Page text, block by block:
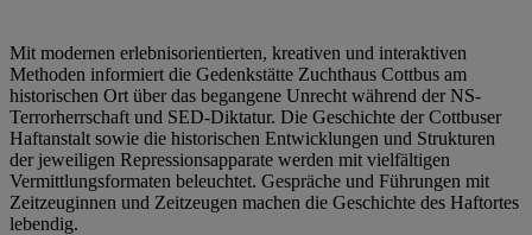
Mit modernen erlebnisorientierten, kreativen und interaktiven
Methoden informiert die Gedenkstätte Zuchthaus Cottbus am
historischen Ort über das begangene Unrecht während der NS-
Terrorherrschaft und SED-Diktatur. Die Geschichte der Cottbuser
Haftanstalt sowie die historischen Entwicklungen und Strukturen
der jeweiligen Repressionsapparate werden mit vielfältigen
Vermittlungsformaten beleuchtet. Gespräche und Führungen mit
Zeitzeuginnen und Zeitzeugen machen die Geschichte des Haftortes
lebendig.